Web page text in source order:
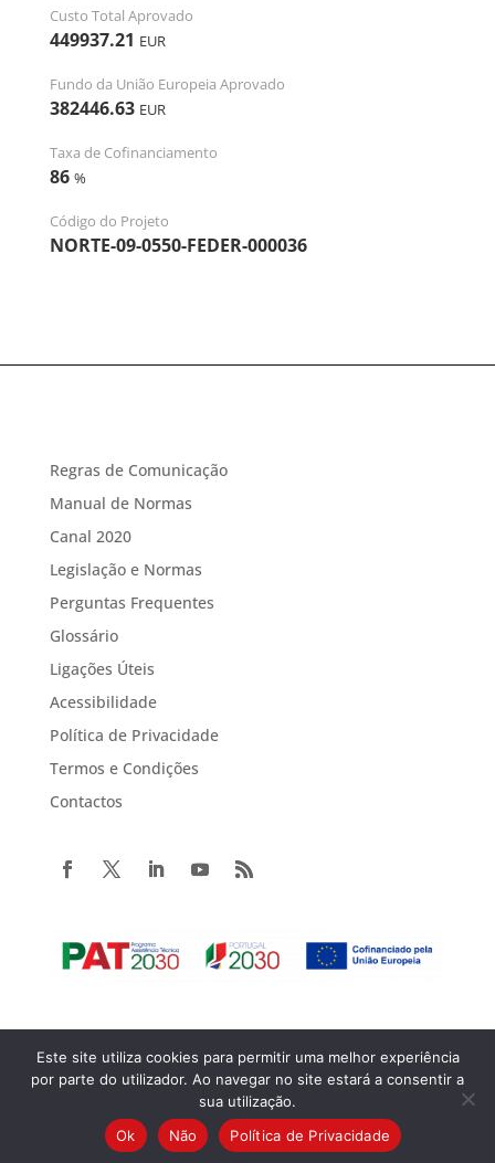
Custo Total Aprovado
449937.21 EUR
Fundo da União Europeia Aprovado
382446.63 EUR
Taxa de Cofinanciamento
86 %
Código do Projeto
NORTE-09-0550-FEDER-000036
Regras de Comunicação
Manual de Normas
Canal 2020
Legislação e Normas
Perguntas Frequentes
Glossário
Ligações Úteis
Acessibilidade
Política de Privacidade
Termos e Condições
Contactos
Copyright© 2022 Portugal 2020. Todos os direitos reservados.
Este site utiliza cookies para permitir uma melhor experiência
por parte do utilizador. Ao navegar no site estará a consentir a
sua utilização.
Ok
Não Política de Privacidade